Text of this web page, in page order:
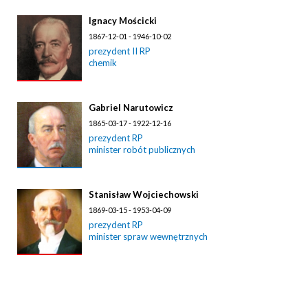
Ignacy Mościcki
1867-12-01 - 1946-10-02
prezydent II RP
chemik
Gabriel Narutowicz
1865-03-17 - 1922-12-16
prezydent RP
minister robót publicznych
Stanisław Wojciechowski
1869-03-15 - 1953-04-09
prezydent RP
minister spraw wewnętrznych